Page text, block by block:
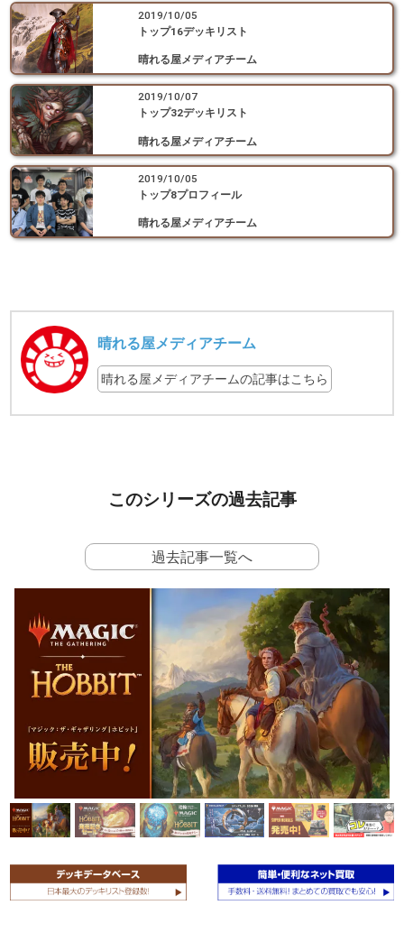
2019/10/05
トップ16デッキリスト
晴れる屋メディアチーム
2019/10/07
トップ32デッキリスト
晴れる屋メディアチーム
2019/10/05
トップ8プロフィール
晴れる屋メディアチーム
晴れる屋メディアチーム
晴れる屋メディアチームの記事はこちら
このシリーズの過去記事
過去記事一覧へ